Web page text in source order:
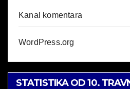
Kanal komentara
WordPress.org
STATISTIKA OD 10.